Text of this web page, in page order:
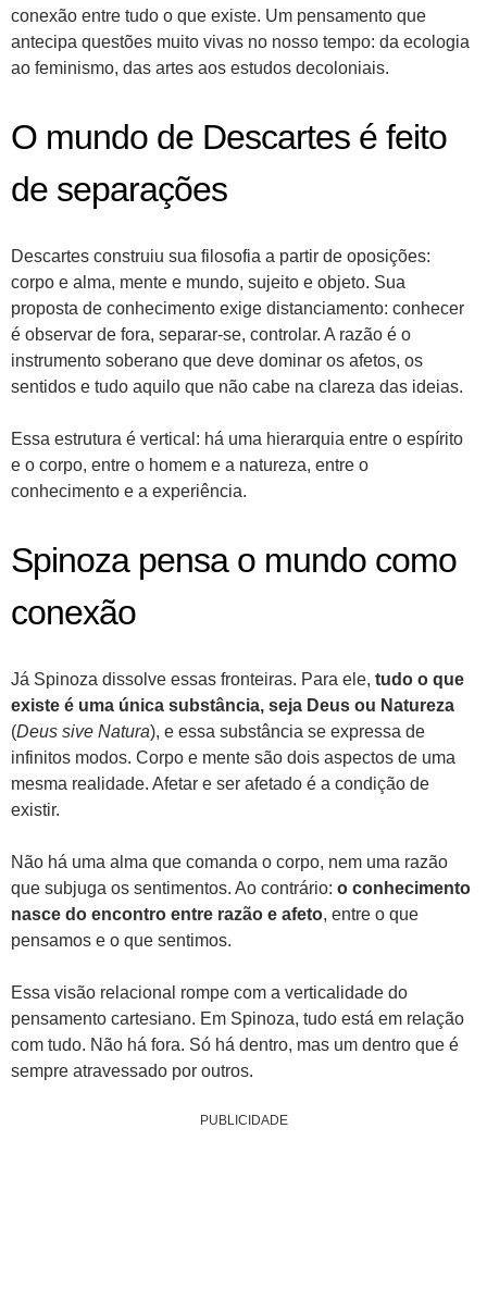
conexão entre tudo o que existe. Um pensamento que
antecipa questões muito vivas no nosso tempo: da ecologia
ao feminismo, das artes aos estudos decoloniais.
O mundo de Descartes é feito
de separações
Descartes construiu sua filosofia a partir de oposições:
corpo e alma, mente e mundo, sujeito e objeto. Sua
proposta de conhecimento exige distanciamento: conhecer
é observar de fora, separar-se, controlar. A razão é o
instrumento soberano que deve dominar os afetos, os
sentidos e tudo aquilo que não cabe na clareza das ideias.
Essa estrutura é vertical: há uma hierarquia entre o espírito
e o corpo, entre o homem e a natureza, entre o
conhecimento e a experiência.
Spinoza pensa o mundo como
conexão
Já Spinoza dissolve essas fronteiras. Para ele, tudo o que
existe é uma única substância, seja Deus ou Natureza
(Deus sive Natura), e essa substância se expressa de
infinitos modos. Corpo e mente são dois aspectos de uma
mesma realidade. Afetar e ser afetado é a condição de
existir.
Não há uma alma que comanda o corpo, nem uma razão
que subjuga os sentimentos. Ao contrário: o conhecimento
nasce do encontro entre razão e afeto, entre o que
pensamos e o que sentimos.
Essa visão relacional rompe com a verticalidade do
pensamento cartesiano. Em Spinoza, tudo está em relação
com tudo. Não há fora. Só há dentro, mas um dentro que é
sempre atravessado por outros.
PUBLICIDADE